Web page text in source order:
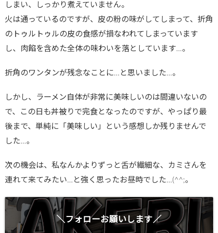
しまい、しっかり煮えていません。
火は通っているのですが、皮の粉の味がしてしまって、折角
のトゥルトゥルの皮の食感が損なわれてしまっています
し、肉餡を含めた全体の味わいを落としています…。
折角のワンタンが残念なことに…と思いました…。
しかし、ラーメン自体が非常に美味しいのは間違いないの
で、この日も丼被りで完食となったのですが、やっぱり最
後まで、単純に「美味しい」という感想しか残りませんで
した…。
次の機会は、私なんかよりずっと舌が繊細な、カミさんを
連れて来てみたい…と強く思ったお昼時でした…(^^;。
＼フォローお願いします／